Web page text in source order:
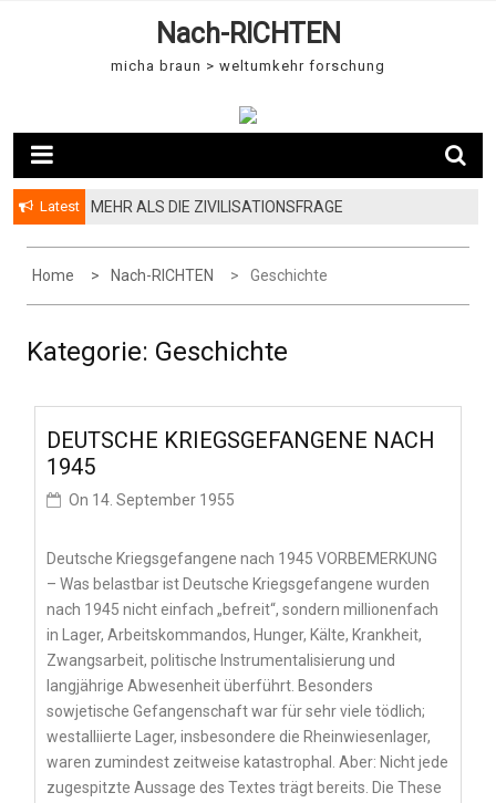
Nach-RICHTEN
micha braun > weltumkehr forschung
Latest MEHR ALS DIE ZIVILISATIONSFRAGE
Home Nach-RICHTEN Geschichte
Kategorie: Geschichte
DEUTSCHE KRIEGSGEFANGENE NACH
1945
On 14. September 1955
Deutsche Kriegsgefangene nach 1945 VORBEMERKUNG
– Was belastbar ist Deutsche Kriegsgefangene wurden
nach 1945 nicht einfach „befreit“, sondern millionenfach
in Lager, Arbeitskommandos, Hunger, Kälte, Krankheit,
Zwangsarbeit, politische Instrumentalisierung und
langjährige Abwesenheit überführt. Besonders
sowjetische Gefangenschaft war für sehr viele tödlich;
westalliierte Lager, insbesondere die Rheinwiesenlager,
waren zumindest zeitweise katastrophal. Aber: Nicht jede
zugespitzte Aussage des Textes trägt bereits. Die These